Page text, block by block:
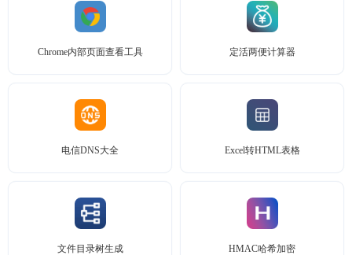
Chrome内部页面查看工具 定活两便计算器
电信DNS大全 Excel转HTML表格
文件目录树生成 HMAC哈希加密